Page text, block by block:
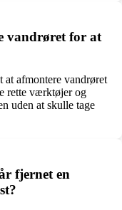
vandrøret for at
afmontere vandrøret
rette værktøjer og
uden at skulle tage
fjernet en